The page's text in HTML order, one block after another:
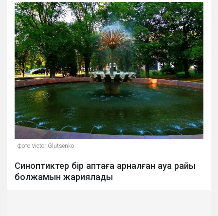
фото Victor Glutsenko
Синоптиктер бір аптаға арналған ауа райы
болжамын жариялады